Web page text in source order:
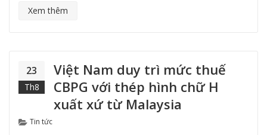
Xem thêm
23
Th8
Việt Nam duy trì mức thuế
CBPG với thép hình chữ H
xuất xứ từ Malaysia
Categories
Tin tức